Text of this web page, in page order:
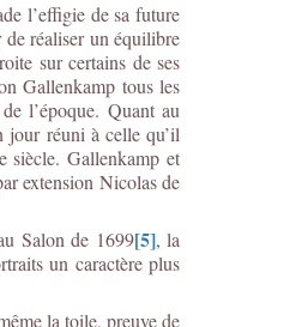
l’effigie de sa future
de réaliser un équilibre
sur certains de ses
Gallenkamp tous les
l’époque. Quant au
jour réuni à celle qu’il
siècle. Gallenkamp et
extension Nicolas de
Salon de 1699[5], la
un caractère plus
la toile, preuve de